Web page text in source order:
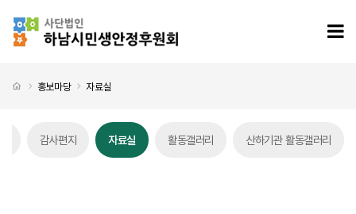
처음으로
홍보마당 자료실
감사편지 자료실 활동갤러리 산하기관 활동갤러리